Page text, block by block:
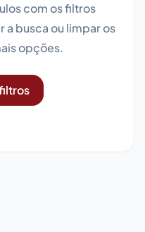
com os filtros
a busca ou limpar os
opções.